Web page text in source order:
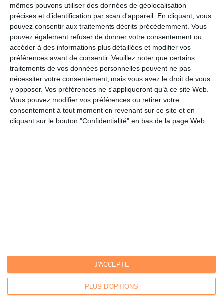
mêmes pouvons utiliser des données de géolocalisation
précises et d’identification par scan d'appareil. En cliquant, vous
pouvez consentir aux traitements décrits précédemment. Vous
pouvez également refuser de donner votre consentement ou
accéder à des informations plus détaillées et modifier vos
préférences avant de consentir. Veuillez noter que certains
traitements de vos données personnelles peuvent ne pas
nécessiter votre consentement, mais vous avez le droit de vous
y opposer. Vos préférences ne s'appliqueront qu’à ce site Web.
Vous pouvez modifier vos préférences ou retirer votre
consentement à tout moment en revenant sur ce site et en
cliquant sur le bouton "Confidentialité" en bas de la page Web.
PLUS D'OPTIONS
J'ACCEPTE
Je m'inscris pour commenter les articles
ou déposer mon CV
Je m'inscris sur Archimag.com
Communiquer avec Archimag|Communiquer avec ACE